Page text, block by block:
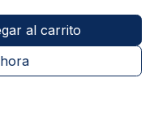
al carrito